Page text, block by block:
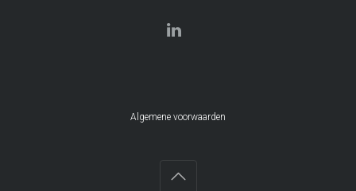
Algemene voorwaarden